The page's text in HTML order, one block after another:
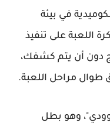
في بيئة
اللعبة على تنفيذ
دون أن يتم كشفك،
طوال مراحل اللعبة.
وهو بطل